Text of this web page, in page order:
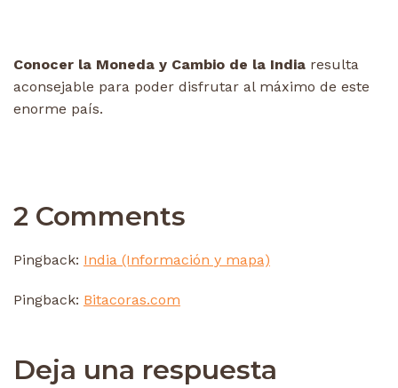
Conocer la Moneda y Cambio de la India resulta
aconsejable para poder disfrutar al máximo de este
enorme país.
2 Comments
Pingback: India (Información y mapa)
Pingback: Bitacoras.com
Deja una respuesta